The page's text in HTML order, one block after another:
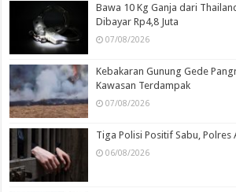
Bawa 10 Kg Ganja dari
Dibayar Rp4,8 Juta
07/08/2026
Kebakaran Gunung Gede
Kawasan Terdampak
07/08/2026
Tiga Polisi Positif Sabu, Polres
06/08/2026